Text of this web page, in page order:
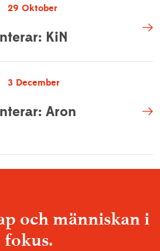
29 Oktober
KiN
3 December
Aron
och människan i
fokus.